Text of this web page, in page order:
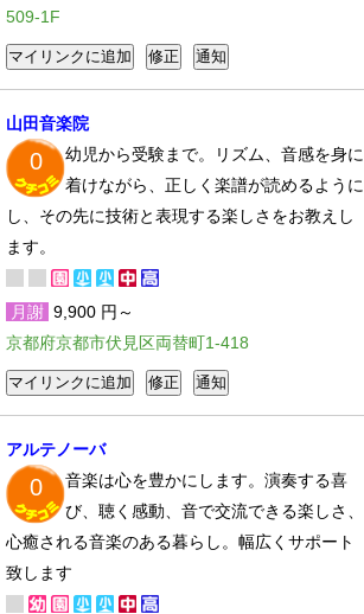
509-1F
山田音楽院
0
幼児から受験まで。リズム、音感を身に
着けながら、正しく楽譜が読めるように
し、その先に技術と表現する楽しさをお教えし
ます。
月謝 9,900 円～
京都府京都市伏見区両替町1-418
アルテノーバ
0
音楽は心を豊かにします。演奏する喜
び、聴く感動、音で交流できる楽しさ、
心癒される音楽のある暮らし。幅広くサポート
致します